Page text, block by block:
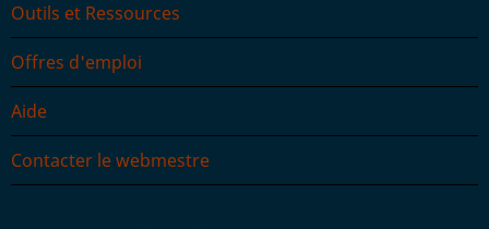
Outils et Ressources
Offres d'emploi
Aide
Contacter le webmestre